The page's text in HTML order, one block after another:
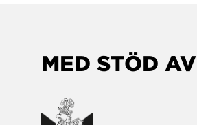
MED STÖD AV